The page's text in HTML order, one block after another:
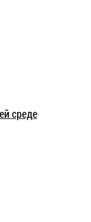
среде